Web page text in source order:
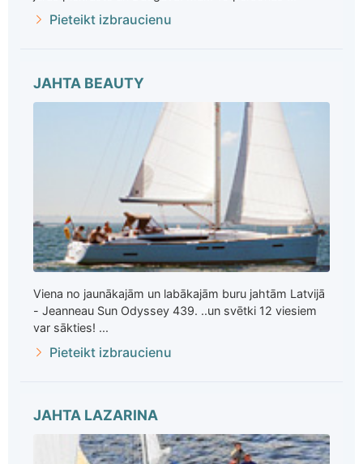
Pieteikt izbraucienu
JAHTA BEAUTY
Viena no jaunākajām un labākajām buru jahtām Latvijā
- Jeanneau Sun Odyssey 439. ..un svētki 12 viesiem
var sākties! ...
Pieteikt izbraucienu
JAHTA LAZARINA